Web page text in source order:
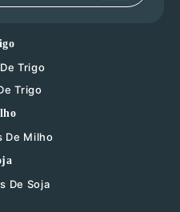
Trigo
Trigo
De Milho
De Soja